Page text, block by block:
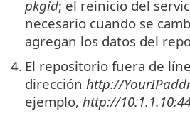
pkgid; el reinicio del
necesario cuando se
agregan los datos del
4. El repositorio fuera de
dirección http://
ejemplo, http://